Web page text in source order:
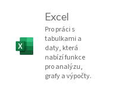
Excel
Pro práci s
tabulkami a
daty, která
nabízí funkce
pro analýzu,
grafy a výpočty.